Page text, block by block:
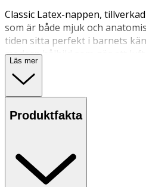
Classic Latex-nappen,
som är både mjuk och
tiden sitta perfekt i barnets
modern hålbild som gör att
större och därför motverkar
rundade kanterna runt både
också en skön och mjuk känsla
bra för vardagens alla små
barnets tänder.
För ditt barns säkerhet
Läs mer
Produktfakta